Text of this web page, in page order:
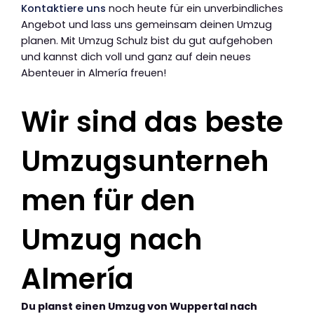
Kontaktiere uns noch heute für ein unverbindliches
Angebot und lass uns gemeinsam deinen Umzug
planen. Mit Umzug Schulz bist du gut aufgehoben
und kannst dich voll und ganz auf dein neues
Abenteuer in Almería freuen!
Wir sind das beste
Umzugsunterneh
men für den
Umzug nach
Almería
Du planst einen Umzug von Wuppertal nach